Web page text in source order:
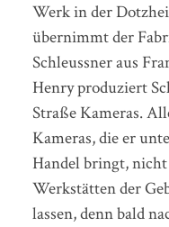
Werk in der
übernimmt der
Schleussner aus
Henry produziert
Straße Kameras.
Kameras, die er
Handel bringt,
Werkstätten der
lassen, denn bald